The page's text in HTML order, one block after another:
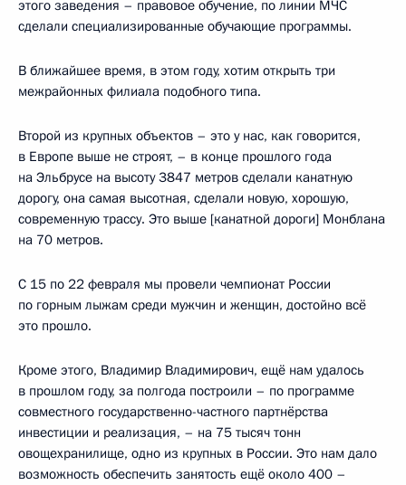
этого заведения – правовое обучение, по линии МЧС
сделали специализированные обучающие программы.
В ближайшее время, в этом году, хотим открыть три
межрайонных филиала подобного типа.
Второй из крупных объектов – это у нас, как говорится,
в Европе выше не строят, – в конце прошлого года
на Эльбрусе на высоту 3847 метров сделали канатную
дорогу, она самая высотная, сделали новую, хорошую,
современную трассу. Это выше [канатной дороги] Монблана
на 70 метров.
С 15 по 22 февраля мы провели чемпионат России
по горным лыжам среди мужчин и женщин, достойно всё
это прошло.
Кроме этого, Владимир Владимирович, ещё нам удалось
в прошлом году, за полгода построили – по программе
совместного государственно-частного партнёрства
инвестиции и реализация, – на 75 тысяч тонн
овощехранилище, одно из крупных в России. Это нам дало
возможность обеспечить занятость ещё около 400 –